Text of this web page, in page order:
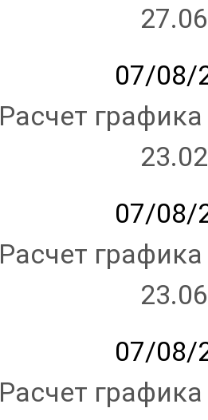
07/08/
Расчет
07/08/
Расчет
07/08/
Расчет